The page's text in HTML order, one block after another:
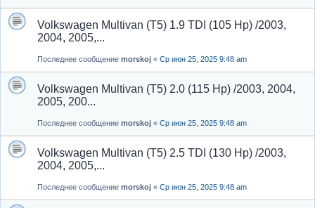
Volkswagen Multivan (T5) 1.9 TDI (105 Hp) /2003,
2004, 2005,...
Последнее сообщение morskoj « Ср июн 25, 2025 9:48 am
Volkswagen Multivan (T5) 2.0 (115 Hp) /2003, 2004,
2005, 200...
Последнее сообщение morskoj « Ср июн 25, 2025 9:48 am
Volkswagen Multivan (T5) 2.5 TDI (130 Hp) /2003,
2004, 2005,...
Последнее сообщение morskoj « Ср июн 25, 2025 9:48 am